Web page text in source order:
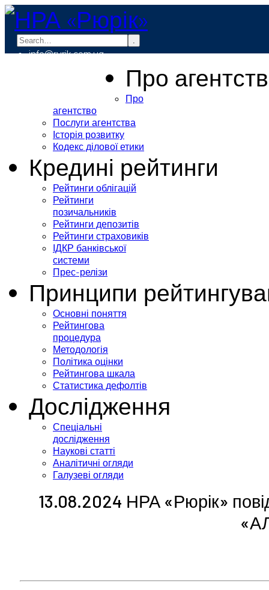
.
info@rurik.com.ua
Про
Про
агентство
Послуги агентства
Історія розвитку
Кодекс ділової етики
Кредині рейтинги
Рейтинги облігацій
Рейтинги
позичальників
Рейтинги депозитів
Рейтинги страховиків
ІДКР банківської
системи
Прес-релізи
Принципи
Основні поняття
Рейтингова
процедура
Методологія
Політика оцінки
Рейтингова шкала
Статистика дефолтів
Дослідження
Спеціальні
дослідження
Наукові статті
Аналітичні огляди
Галузеві огляди
13.08.2024 НРА «Рюрік»